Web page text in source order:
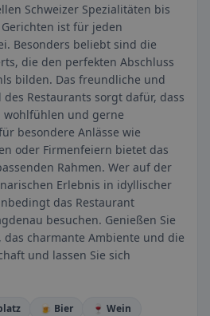
Schweizer Spezialitäten bis
ist für jeden
Besonders beliebt sind die
die den perfekten Abschluss
bilden. Das freundliche und
Restaurants sorgt dafür, dass
wohlfühlen und gerne
besondere Anlässe wie
oder Firmenfeiern bietet das
Rahmen. Wer auf der
Erlebnis in idyllischer
das Restaurant
besuchen. Genießen Sie
das charmante Ambiente und die
und lassen Sie sich
🍺 Bier
🍷 Wein